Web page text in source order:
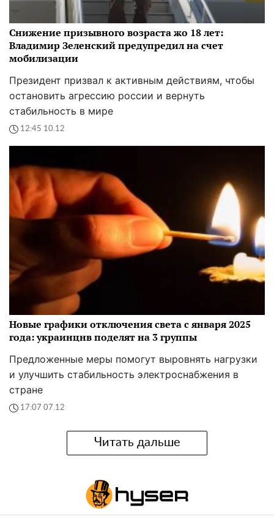
Снижение призывного возраста жо 18 лет:
Владимир Зеленский предупредил на счет
мобилизации
Президент призвал к активным действиям, чтобы
остановить агрессию россии и вернуть
стабильность в мире
12:45 10.12
Новые графики отключения света с января 2025
года: украинцнв поделят на 3 группы
Предложенные меры помогут выровнять нагрузки
и улучшить стабильность электроснабжения в
стране
17:07 07.12
Читать дальше